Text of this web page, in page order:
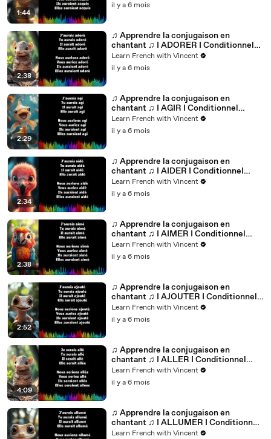
1:44
il y a 6 mois
2:38
♫ Apprendre la conjugaison en
chantant ♫ I ADORER I Conditionnel
Passé_
Learn French with Vincent
il y a 6 mois
2:29
♫ Apprendre la conjugaison en
chantant ♫ I AGIR I Conditionnel
Passé_
Learn French with Vincent
il y a 6 mois
2:34
♫ Apprendre la conjugaison en
chantant ♫ I AIDER I Conditionnel
Passé_
Learn French with Vincent
il y a 6 mois
2:38
♫ Apprendre la conjugaison en
chantant ♫ I AIMER I Conditionnel
Passé_
Learn French with Vincent
il y a 6 mois
2:52
♫ Apprendre la conjugaison en
chantant ♫ I AJOUTER I Conditionnel
Passé_
Learn French with Vincent
il y a 6 mois
4:09
♫ Apprendre la conjugaison en
chantant ♫ I ALLER I Conditionnel
Passé_
Learn French with Vincent
il y a 6 mois
♫ Apprendre la conjugaison en
chantant ♫ I ALLUMER I Conditionnel
Passé_
Learn French with Vincent